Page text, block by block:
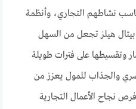
نشاطهم التجاري، وأنظمة
هيلز تجعل من السهل
وتقسيطها على فترات طويلة
والجذاب للمول يعزز من
فرص نجاح الأعمال التجارية